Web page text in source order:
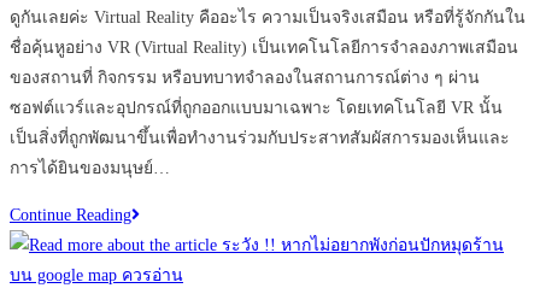
!!
ดูกันเลยค่ะ Virtual Reality คืออะไร ความเป็นจริงเสมือน หรือที่รู้จักกันใน
ชื่อคุ้นหูอย่าง VR (Virtual Reality) เป็นเทคโนโลยีการจำลองภาพเสมือน
ของสถานที่ กิจกรรม หรือบทบาทจำลองในสถานการณ์ต่าง ๆ ผ่าน
ซอฟต์แวร์และอุปกรณ์ที่ถูกออกแบบมาเฉพาะ โดยเทคโนโลยี VR นั้น
เป็นสิ่งที่ถูกพัฒนาขึ้นเพื่อทำงานร่วมกับประสาทสัมผัสการมองเห็นและ
การได้ยินของมนุษย์…
Continue Readingเทคโนโลยี
Virtual
Reality